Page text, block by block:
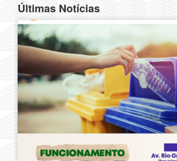
Últimas Notícias